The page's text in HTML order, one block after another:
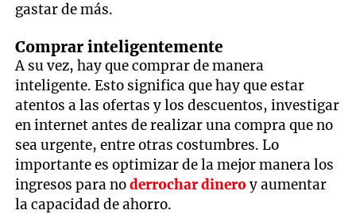
gastar de más.
Comprar inteligentemente
A su vez, hay que comprar de manera
inteligente. Esto significa que hay que estar
atentos a las ofertas y los descuentos, investigar
en internet antes de realizar una compra que no
sea urgente, entre otras costumbres. Lo
importante es optimizar de la mejor manera los
ingresos para noderrochar dineroy aumentar
la capacidad de ahorro.